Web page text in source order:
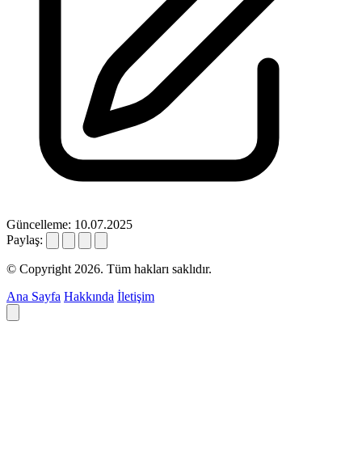
Güncelleme: 10.07.2025
Paylaş:
© Copyright 2026. Tüm hakları saklıdır.
Ana Sayfa Hakkında İletişim